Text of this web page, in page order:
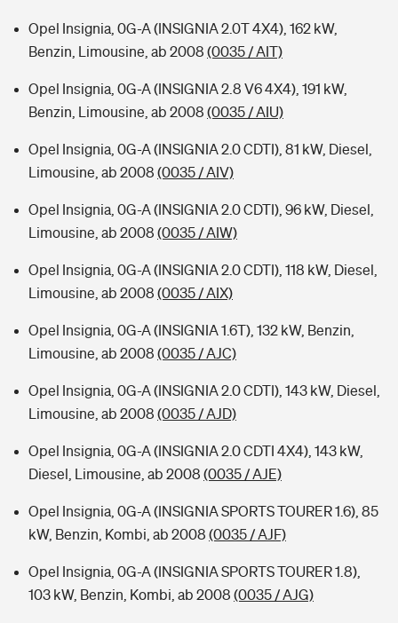
Sie haben Fragen?
Opel Insignia, 0G-A (INSIGNIA 2.0T 4X4), 162 kW,
Benzin, Limousine, ab 2008 (0035 / AIT)
Opel Insignia, 0G-A (INSIGNIA 2.8 V6 4X4), 191 kW,
Benzin, Limousine, ab 2008 (0035 / AIU)
Opel Insignia, 0G-A (INSIGNIA 2.0 CDTI), 81 kW, Diesel,
Limousine, ab 2008 (0035 / AIV)
Opel Insignia, 0G-A (INSIGNIA 2.0 CDTI), 96 kW, Diesel,
Limousine, ab 2008 (0035 / AIW)
Opel Insignia, 0G-A (INSIGNIA 2.0 CDTI), 118 kW, Diesel,
Limousine, ab 2008 (0035 / AIX)
Opel Insignia, 0G-A (INSIGNIA 1.6T), 132 kW, Benzin,
Limousine, ab 2008 (0035 / AJC)
Opel Insignia, 0G-A (INSIGNIA 2.0 CDTI), 143 kW, Diesel,
Limousine, ab 2008 (0035 / AJD)
Opel Insignia, 0G-A (INSIGNIA 2.0 CDTI 4X4), 143 kW,
Diesel, Limousine, ab 2008 (0035 / AJE)
Opel Insignia, 0G-A (INSIGNIA SPORTS TOURER 1.6), 85
kW, Benzin, Kombi, ab 2008 (0035 / AJF)
Opel Insignia, 0G-A (INSIGNIA SPORTS TOURER 1.8),
103 kW, Benzin, Kombi, ab 2008 (0035 / AJG)